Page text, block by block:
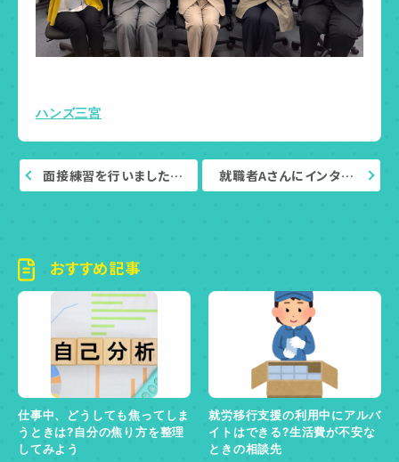
ハンズ三宮
面接練習を行いました… 就職者Aさんにインタ…
おすすめ記事
仕事中、どうしても焦ってしま
うときは?自分の焦り方を整理
してみよう
就労移行支援の利用中にアルバ
イトはできる?生活費が不安な
ときの相談先